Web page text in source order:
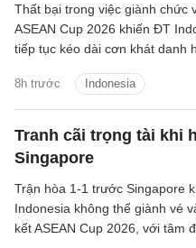
8h trước Indonesia
Thất bại trong việc giành chức
ASEAN Cup 2026 khiến ĐT
tiếp tục kéo dài cơn khát danh
kể từ lần đầu tiên giải được tổ
Tranh cãi trọng tài khi
Singapore
Trận hòa 1-1 trước Singapore
Indonesia không thể giành vé
kết ASEAN Cup 2026, với tâm